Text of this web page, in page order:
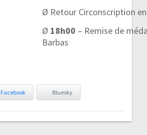
Ø Retour Circonscription en
Ø 18h00 – Remise de
Barbas
Facebook Bluesky